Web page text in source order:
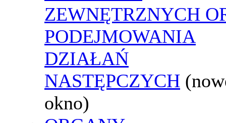
ZEWNĘTRZNYCH
PODEJMOWANIA
DZIAŁAŃ
NASTĘPCZYCH
okno)